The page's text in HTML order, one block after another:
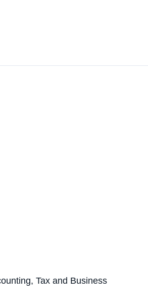
Tax and Business